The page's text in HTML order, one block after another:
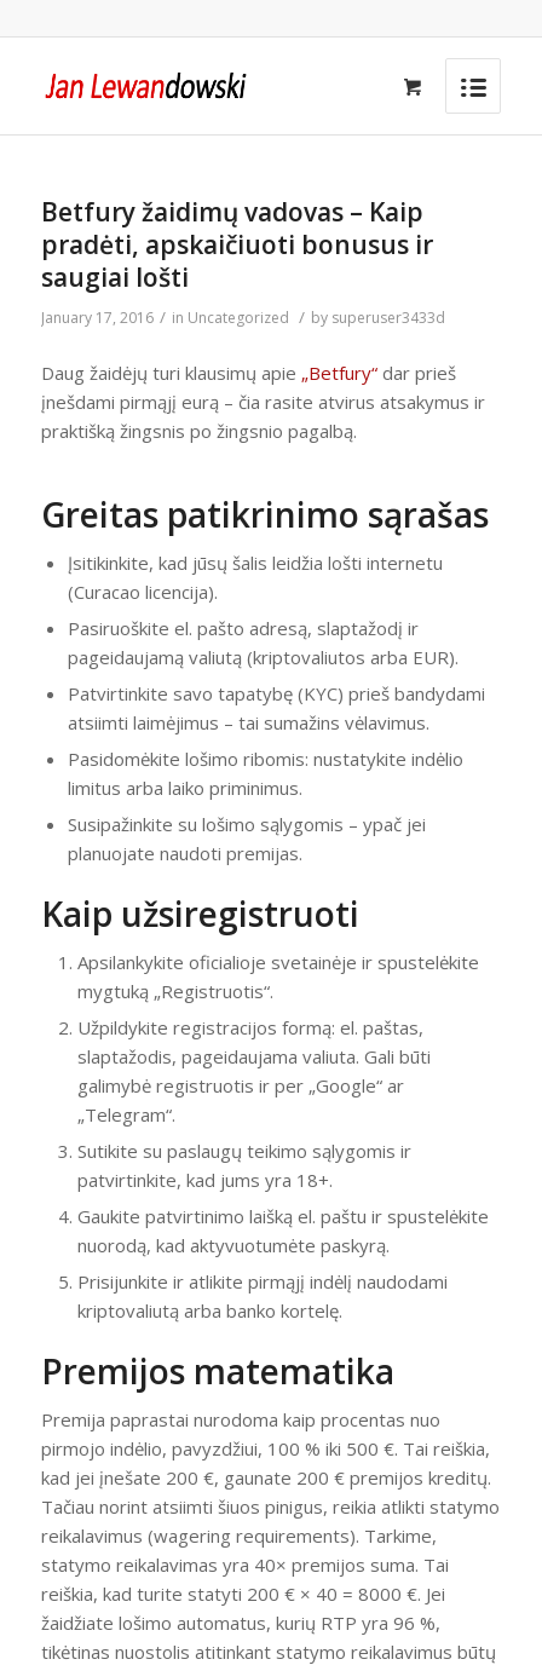
Betfury žaidimų vadovas – Kaip
pradėti, apskaičiuoti bonusus ir
saugiai lošti
January 17, 2016 / in Uncategorized / by superuser3433d
Daug žaidėjų turi klausimų apie „Betfury“dar prieš
įnešdami pirmąjį eurą – čia rasite atvirus atsakymus ir
praktišką žingsnis po žingsnio pagalbą.
Greitas patikrinimo sąrašas
Įsitikinkite, kad jūsų šalis leidžia lošti internetu
(Curacao licencija).
Pasiruoškite el. pašto adresą, slaptažodį ir
pageidaujamą valiutą (kriptovaliutos arba EUR).
Patvirtinkite savo tapatybę (KYC) prieš bandydami
atsiimti laimėjimus – tai sumažins vėlavimus.
Pasidomėkite lošimo ribomis: nustatykite indėlio
limitus arba laiko priminimus.
Susipažinkite su lošimo sąlygomis – ypač jei
planuojate naudoti premijas.
Kaip užsiregistruoti
Apsilankykite oficialioje svetainėje ir spustelėkite
mygtuką „Registruotis“.
Užpildykite registracijos formą: el. paštas,
slaptažodis, pageidaujama valiuta. Gali būti
galimybė registruotis ir per „Google“ ar
„Telegram“.
Sutikite su paslaugų teikimo sąlygomis ir
patvirtinkite, kad jums yra 18+.
Gaukite patvirtinimo laišką el. paštu ir spustelėkite
nuorodą, kad aktyvuotumėte paskyrą.
Prisijunkite ir atlikite pirmąjį indėlį naudodami
kriptovaliutą arba banko kortelę.
Premijos matematika
Premija paprastai nurodoma kaip procentas nuo
pirmojo indėlio, pavyzdžiui, 100 % iki 500 €. Tai reiškia,
kad jei įnešate 200 €, gaunate 200 € premijos kreditų.
Tačiau norint atsiimti šiuos pinigus, reikia atlikti statymo
reikalavimus (wagering requirements). Tarkime,
statymo reikalavimas yra 40× premijos suma. Tai
reiškia, kad turite statyti 200 € × 40 = 8000 €. Jei
žaidžiate lošimo automatus, kurių RTP yra 96 %,
tikėtinas nuostolis atitinkant statymo reikalavimus būtų